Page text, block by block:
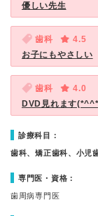
優しい先生
歯科
4.5
お子にもやさしい
歯科
4.0
DVD見れます
診療科目：
歯科、矯正歯科、小児
専門医・資格：
歯周病専門医